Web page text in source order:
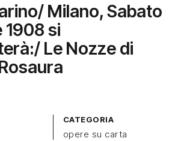
Milano, Sabato
si
Le Nozze di
CATEGORIA
opere su carta